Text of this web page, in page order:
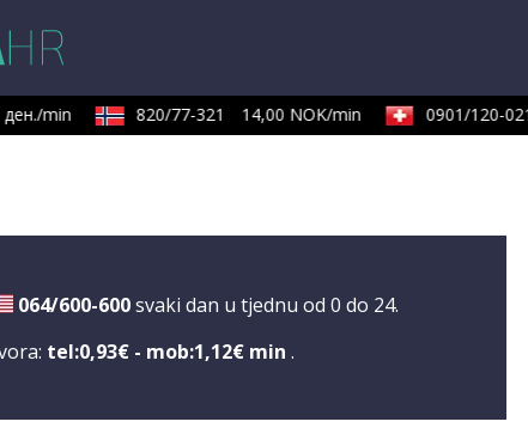
min 820/77-321 14,00 NOK/min 0901/120-021
064/600-600 svaki dan u tjednu od 0 do 24.
tel:0,93€ - mob:1,12€ min .